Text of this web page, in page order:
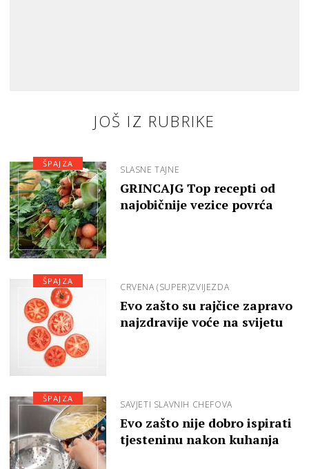
JOŠ IZ RUBRIKE
SLASNE TAJNE
GRINCAJG Top recepti od
najobičnije vezice povrća
ŠPAJZA
CRVENA (SUPER)ZVIJEZDA
Evo zašto su rajčice zapravo
najzdravije voće na svijetu
ŠPAJZA
SAVJETI SLAVNIH CHEFOVA
Evo zašto nije dobro ispirati
tjesteninu nakon kuhanja
ŠPAJZA